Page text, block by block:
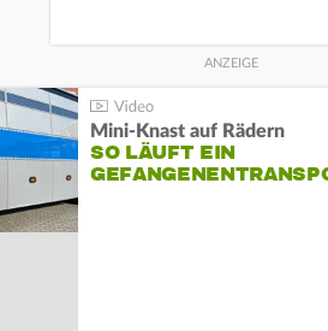
Mini-Knast auf Rädern
SO LÄUFT EIN